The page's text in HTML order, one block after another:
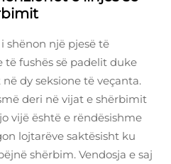
shënon një pjesë të
të fushës së padelit duke
dy seksione të veçanta.
deri në vijat e shërbimit
vijë është e rëndësishme
lojtarëve saktësisht ku
shërbim. Vendosja e saj